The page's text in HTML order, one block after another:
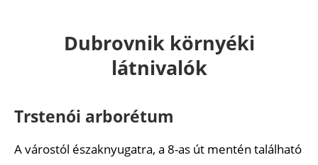
Dubrovnik környéki
látnivalók
Trstenói arborétum
A várostól északnyugatra, a 8-as út mentén található